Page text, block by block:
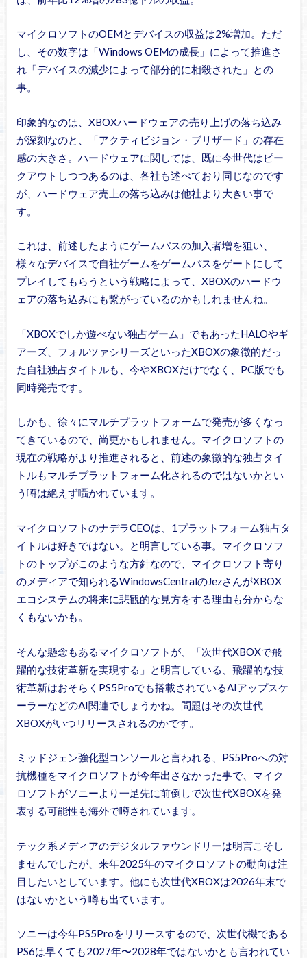
マイクロソフトのOEMとデバイスの収益は2%増加。ただ
し、その数字は「Windows OEMの成長」によって推進さ
れ「デバイスの減少によって部分的に相殺された」との
事。
印象的なのは、XBOXハードウェアの売り上げの落ち込み
が深刻なのと、「アクティビジョン・ブリザード」の存在
感の大きさ。ハードウェアに関しては、既に今世代はピー
クアウトしつつあるのは、各社も述べており同じなのです
が、ハードウェア売上の落ち込みは他社より大きい事で
す。
これは、前述したようにゲームパスの加入者増を狙い、
様々なデバイスで自社ゲームをゲームパスをゲートにして
プレイしてもらうという戦略によって、XBOXのハードウ
ェアの落ち込みにも繋がっているのかもしれませんね。
「XBOXでしか遊べない独占ゲーム」でもあったHALOやギ
アーズ、フォルツァシリーズといったXBOXの象徴的だっ
た自社独占タイトルも、今やXBOXだけでなく、PC版でも
同時発売です。
しかも、徐々にマルチプラットフォームで発売が多くなっ
てきているので、尚更かもしれません。マイクロソフトの
現在の戦略がより推進されると、前述の象徴的な独占タイ
トルもマルチプラットフォーム化されるのではないかとい
う噂は絶えず囁かれています。
マイクロソフトのナデラCEOは、1プラットフォーム独占タ
イトルは好きではない。と明言している事。マイクロソフ
トのトップがこのような方針なので、マイクロソフト寄り
のメディアで知られるWindowsCentralのJezさんがXBOX
エコシステムの将来に悲観的な見方をする理由も分からな
くもないかも。
そんな懸念もあるマイクロソフトが、「次世代XBOXで飛
躍的な技術革新を実現する」と明言している、飛躍的な技
術革新はおそらくPS5Proでも搭載されているAIアップスケ
ーラーなどのAI関連でしょうかね。問題はその次世代
XBOXがいつリリースされるのかです。
ミッドジェン強化型コンソールと言われる、PS5Proへの対
抗機種をマイクロソフトが今年出さなかった事で、マイク
ロソフトがソニーより一足先に前倒しで次世代XBOXを発
表する可能性も海外で噂されています。
テック系メディアのデジタルファウンドリーは明言こそし
ませんでしたが、来年2025年のマイクロソフトの動向は注
目したいとしています。他にも次世代XBOXは2026年末で
はないかという噂も出ています。
ソニーは今年PS5Proをリリースするので、次世代機である
PS6は早くても2027年〜2028年ではないかとも言われてい